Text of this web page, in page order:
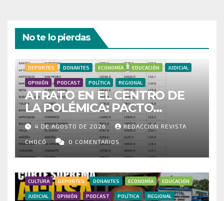
No te lo pierdas
DEPORTES DONANTES ECONOMÍA EDUCACIÓN JUDICIAL
OPINIÓN PODCAST POLÍTICA REGIONAL
ATRATO EN EL CENTRO DE
LA POLÉMICA: PACTO
HISTÓRICO CUESTIONA
CENSO ELECTORAL Y PIDE
INVESTIGAR PRESUNTO
FRAUDE
4 DE AGOSTO DE 2026 REDACCIÓN REVISTA
CHOCÓ 0 COMENTARIOS
CULTURA DEPORTES DONANTES ECONOMÍA EDUCACIÓN
JUDICIAL OPINIÓN PODCAST POLÍTICA REGIONAL